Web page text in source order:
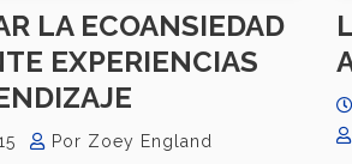
LA ECOANSIEDAD
EXPERIENCIAS
Por Zoey England